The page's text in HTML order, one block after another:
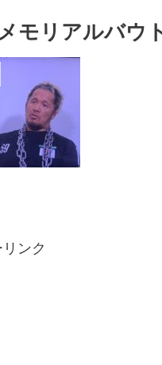
モリアルバウ
ンク